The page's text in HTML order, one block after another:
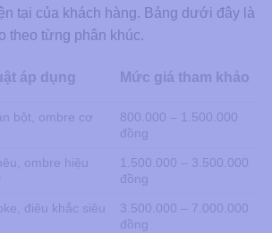
tại của khách hàng. Bảng dưới đây là
theo từng phân khúc.
áp dụng Mức giá tham khảo
bột, ombre cơ
800.000 – 1.500.000
đồng
ombre hiệu
1.500.000 – 3.500.000
đồng
điêu khắc siêu
3.500.000 – 7.000.000
đồng